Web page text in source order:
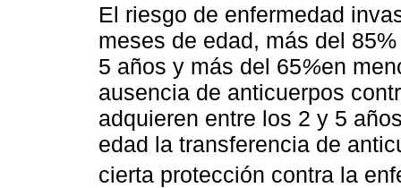
El riesgo de enfermedad
meses de edad, más del
5 años y más del 65%en
ausencia de anticuerpos
adquieren entre los 2 y 5
edad la transferencia de
cierta protección contra la